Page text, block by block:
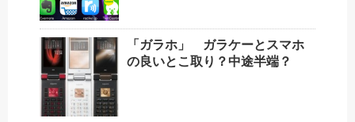
「ガラホ」 ガラケーとスマホ
の良いとこ取り？中途半端？